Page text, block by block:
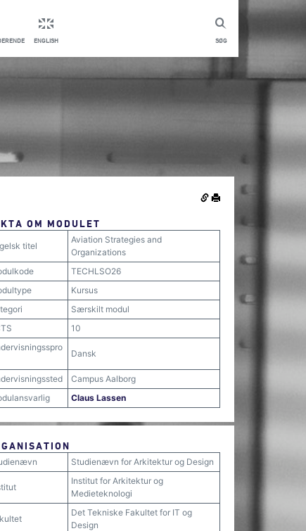
SØG
ENGLISH
OM MODULET
titel
Aviation Strategies and
Organizations
TECHLSO26
Kursus
Særskilt modul
10
Dansk
Campus Aalborg
Claus Lassen
Studienævn for Arkitektur og Design
Institut for Arkitektur og
Medieteknologi
Det Tekniske Fakultet for IT og
Design